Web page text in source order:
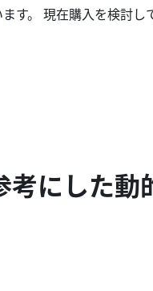
す。 現在購入を検討し
考にした動